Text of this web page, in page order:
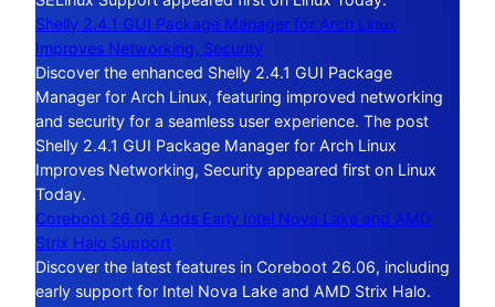
Shelly 2.4.1 GUI Package Manager for Arch Linux
Improves Networking, Security
Discover the enhanced Shelly 2.4.1 GUI Package
Manager for Arch Linux, featuring improved networking
and security for a seamless user experience. The post
Shelly 2.4.1 GUI Package Manager for Arch Linux
Improves Networking, Security appeared first on Linux
Today.
Coreboot 26.06 Adds Early Intel Nova Lake and AMD
Strix Halo Support
Discover the latest features in Coreboot 26.06, including
early support for Intel Nova Lake and AMD Strix Halo.